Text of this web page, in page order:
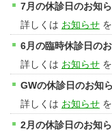
7月の休診日のお知
詳しくは お知らせ
6月の臨時休診日の
詳しくは お知らせ
GWの休診日のお知
詳しくは お知らせ
2月の休診日のお知